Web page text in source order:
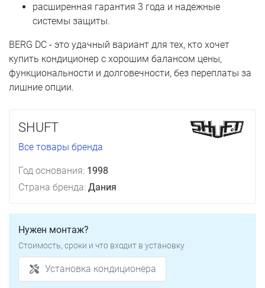
расширенная гарантия 3 года и надежные
системы защиты.
BERG DC - это удачный вариант для тех, кто хочет
купить кондиционер с хорошим балансом цены,
функциональности и долговечности, без переплаты за
лишние опции.
SHUFT
Все товары бренда
Год основания: 1998
Страна бренда: Дания
Нужен монтаж?
Стоимость, сроки и что входит в установку
Установка кондиционера